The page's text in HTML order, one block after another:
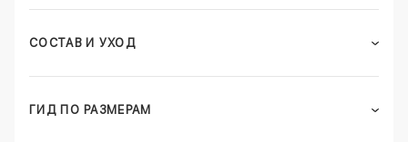
СОСТАВ И УХОД
ГИД ПО РАЗМЕРАМ